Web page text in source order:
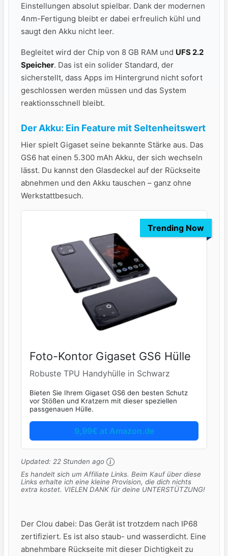
Einstellungen absolut spielbar. Dank der modernen
4nm-Fertigung bleibt er dabei erfreulich kühl und
saugt den Akku nicht leer.
Begleitet wird der Chip von 8 GB RAM und UFS 2.2
Speicher. Das ist ein solider Standard, der
sicherstellt, dass Apps im Hintergrund nicht sofort
geschlossen werden müssen und das System
reaktionsschnell bleibt.
Der Akku: Ein Feature mit Seltenheitswert
Hier spielt Gigaset seine bekannte Stärke aus. Das
GS6 hat einen 5.300 mAh Akku, der sich wechseln
lässt. Du kannst den Glasdeckel auf der Rückseite
abnehmen und den Akku tauschen – ganz ohne
Werkstattbesuch.
Trending Now
Foto-Kontor Gigaset GS6 Hülle
Robuste TPU Handyhülle in Schwarz
Bieten Sie Ihrem Gigaset GS6 den besten Schutz
vor Stößen und Kratzern mit dieser speziellen
passgenauen Hülle.
9,99€ at Amazon.de
Updated: 22 Stunden ago
Es handelt sich um Affiliate Links. Beim Kauf über diese
Links erhalte ich eine kleine Provision, die dich nichts
extra kostet. VIELEN DANK für deine UNTERSTÜTZUNG!
Der Clou dabei: Das Gerät ist trotzdem nach IP68
zertifiziert. Es ist also staub- und wasserdicht. Eine
abnehmbare Rückseite mit dieser Dichtigkeit zu